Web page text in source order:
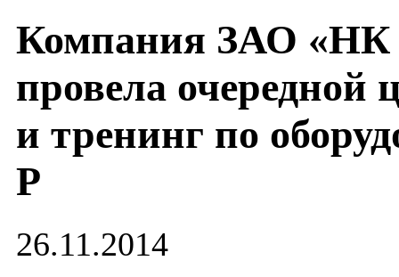
Компания ЗАО «НК
провела очередной
и тренинг по
Р
26.11.2014